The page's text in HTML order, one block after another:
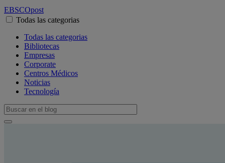
EBSCOpost
Todas las categorias
Todas las categorias
Bibliotecas
Empresas
Corporate
Centros Médicos
Noticias
Tecnología